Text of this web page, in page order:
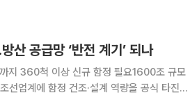
산 공급망 ‘반전 계기’ 되나
지 360척 이상 신규 함정 필요1600조 규모